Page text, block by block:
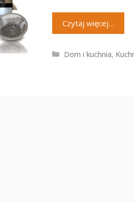
Czytaj więcej…
Kategorie
Dom i kuchnia,